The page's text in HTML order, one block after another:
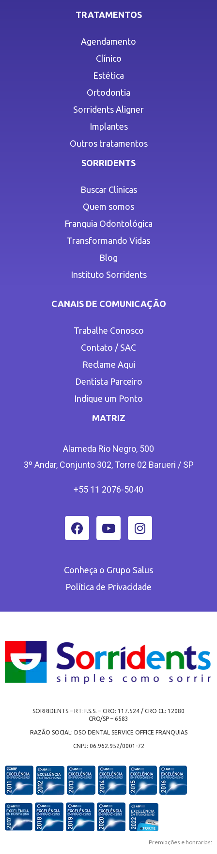
TRATAMENTOS
Agendamento
Clínico
Estética
Ortodontia
Sorridents Aligner
Implantes
Outros tratamentos
SORRIDENTS
Buscar Clínicas
Quem somos
Franquia Odontológica
Transformando Vidas
Blog
Instituto Sorridents
CANAIS DE COMUNICAÇÃO
Trabalhe Conosco
Contato / SAC
Reclame Aqui
Dentista Parceiro
Indique um Ponto
MATRIZ
Alameda Rio Negro, 500
3º Andar, Conjunto 302, Torre 02 Barueri / SP
+55 11 2076-5040
Conheça o Grupo Salus
Política de Privacidade
SORRIDENTS – RT: F.S.S. – CRO: 117.524 / CRO CL: 12080
CRO/SP – 6583
RAZÃO SOCIAL: DSO DENTAL SERVICE OFFICE FRANQUIAS
CNPJ: 06.962.952/0001-72
Premiações e honrarias: